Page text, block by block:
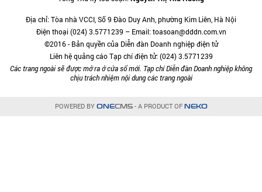
Địa chỉ: Tòa nhà VCCI, Số 9 Đào Duy Anh, phường Kim Liên, Hà Nội
Điện thoại (024) 3.5771239 – Email: toasoan@dddn.com.vn
©2016 - Bản quyền của Diễn đàn Doanh nghiệp điện tử
Liên hệ quảng cáo Tạp chí điện tử: (024) 3.5771239
Các trang ngoài sẽ được mở ra ở cửa sổ mới. Tạp chí Diễn đàn Doanh nghiệp không
chịu trách nhiệm nội dung các trang ngoài
POWERED BY ONECMS- A PRODUCT OF NEKO